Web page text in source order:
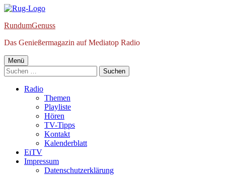
Springe
Inhalt
RundumGenuss
Das Genießermagazin auf Mediatop Radio
Primäres
Menü
Menü
Suchen
nach:
Radio
Themen
Playliste
Hören
TV-Tipps
Kontakt
Kalenderblatt
EiTV
Impressum
Datenschutzerklärung